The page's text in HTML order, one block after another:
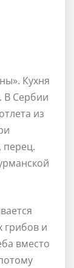
Кухня
В Сербии
из
перец.
грибов и
вместо